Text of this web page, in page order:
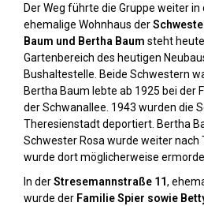
Der Weg führte die Gruppe weiter in
ehemalige Wohnhaus der
Baum und Bertha Baum steht
Gartenbereich des heutigen
Bushaltestelle. Beide Schwestern
Bertha Baum lebte ab 1925 bei der
der Schwanallee. 1943 wurden die
Theresienstadt deportiert. Bertha
Schwester Rosa wurde weiter nach
wurde dort möglicherweise
In derStresemannstraße 11,
wurde der Familie Spier sowie